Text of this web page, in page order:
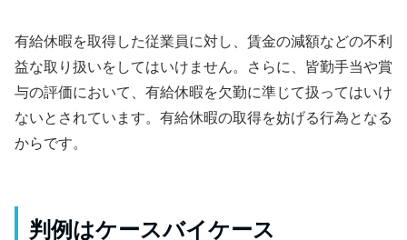
有給休暇を取得した従業員に対し、賃金の減額などの不利
益な取り扱いをしてはいけません。さらに、皆勤手当や賞
与の評価において、有給休暇を欠勤に準じて扱ってはいけ
ないとされています。有給休暇の取得を妨げる行為となる
からです。
判例はケースバイケース